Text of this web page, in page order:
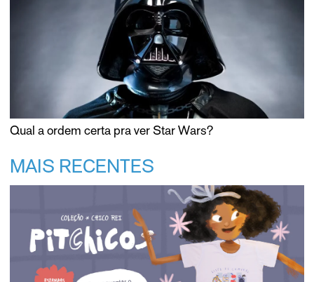
Qual a ordem certa pra ver Star Wars?
MAIS RECENTES